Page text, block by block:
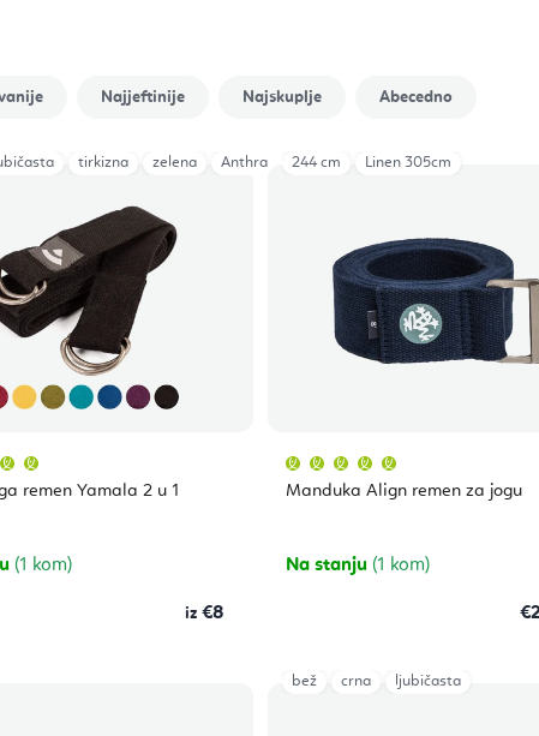
Najjeftinije Najskuplje Abecedno
remen Yamala 2 u 1
proizvoda
je
zvjezdica.
(1 kom)
€8
tirkizna zelena Anthracite Dark Green
Manduka Align remen za jogu
proizvoda
je
zvjezdica.
Na stanju (1 kom)
244 cm Linen 305cm
bež crna ljubičasta